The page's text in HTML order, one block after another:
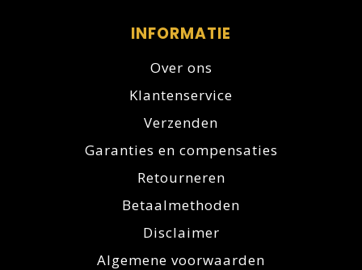
INFORMATIE
Over ons
Klantenservice
Verzenden
Garanties en compensaties
Retourneren
Betaalmethoden
Disclaimer
Algemene voorwaarden